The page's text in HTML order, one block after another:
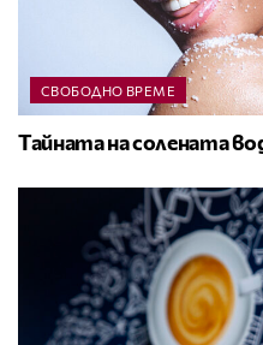
СВОБОДНО ВРЕМЕ
Тайната на солената